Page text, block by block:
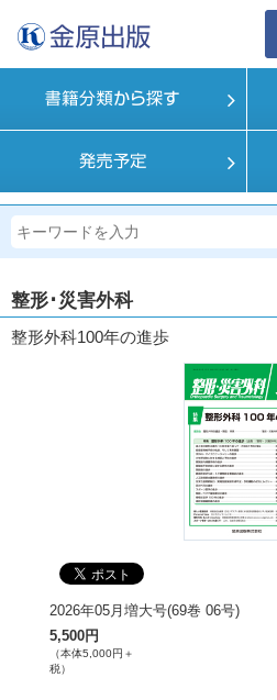
整形･災害外科
整形外科100年の進歩
2026年05月増大号(69巻 06号)
5,500円
（本体5,000円＋
税）